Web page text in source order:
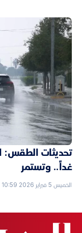
تحديثات الطقس:
غداً.. وتستمر
الخميس 5 فبراير 2026 10:59 م